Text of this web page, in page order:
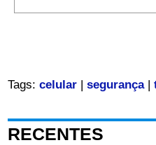
Tags: celular| segurança|
RECENTES